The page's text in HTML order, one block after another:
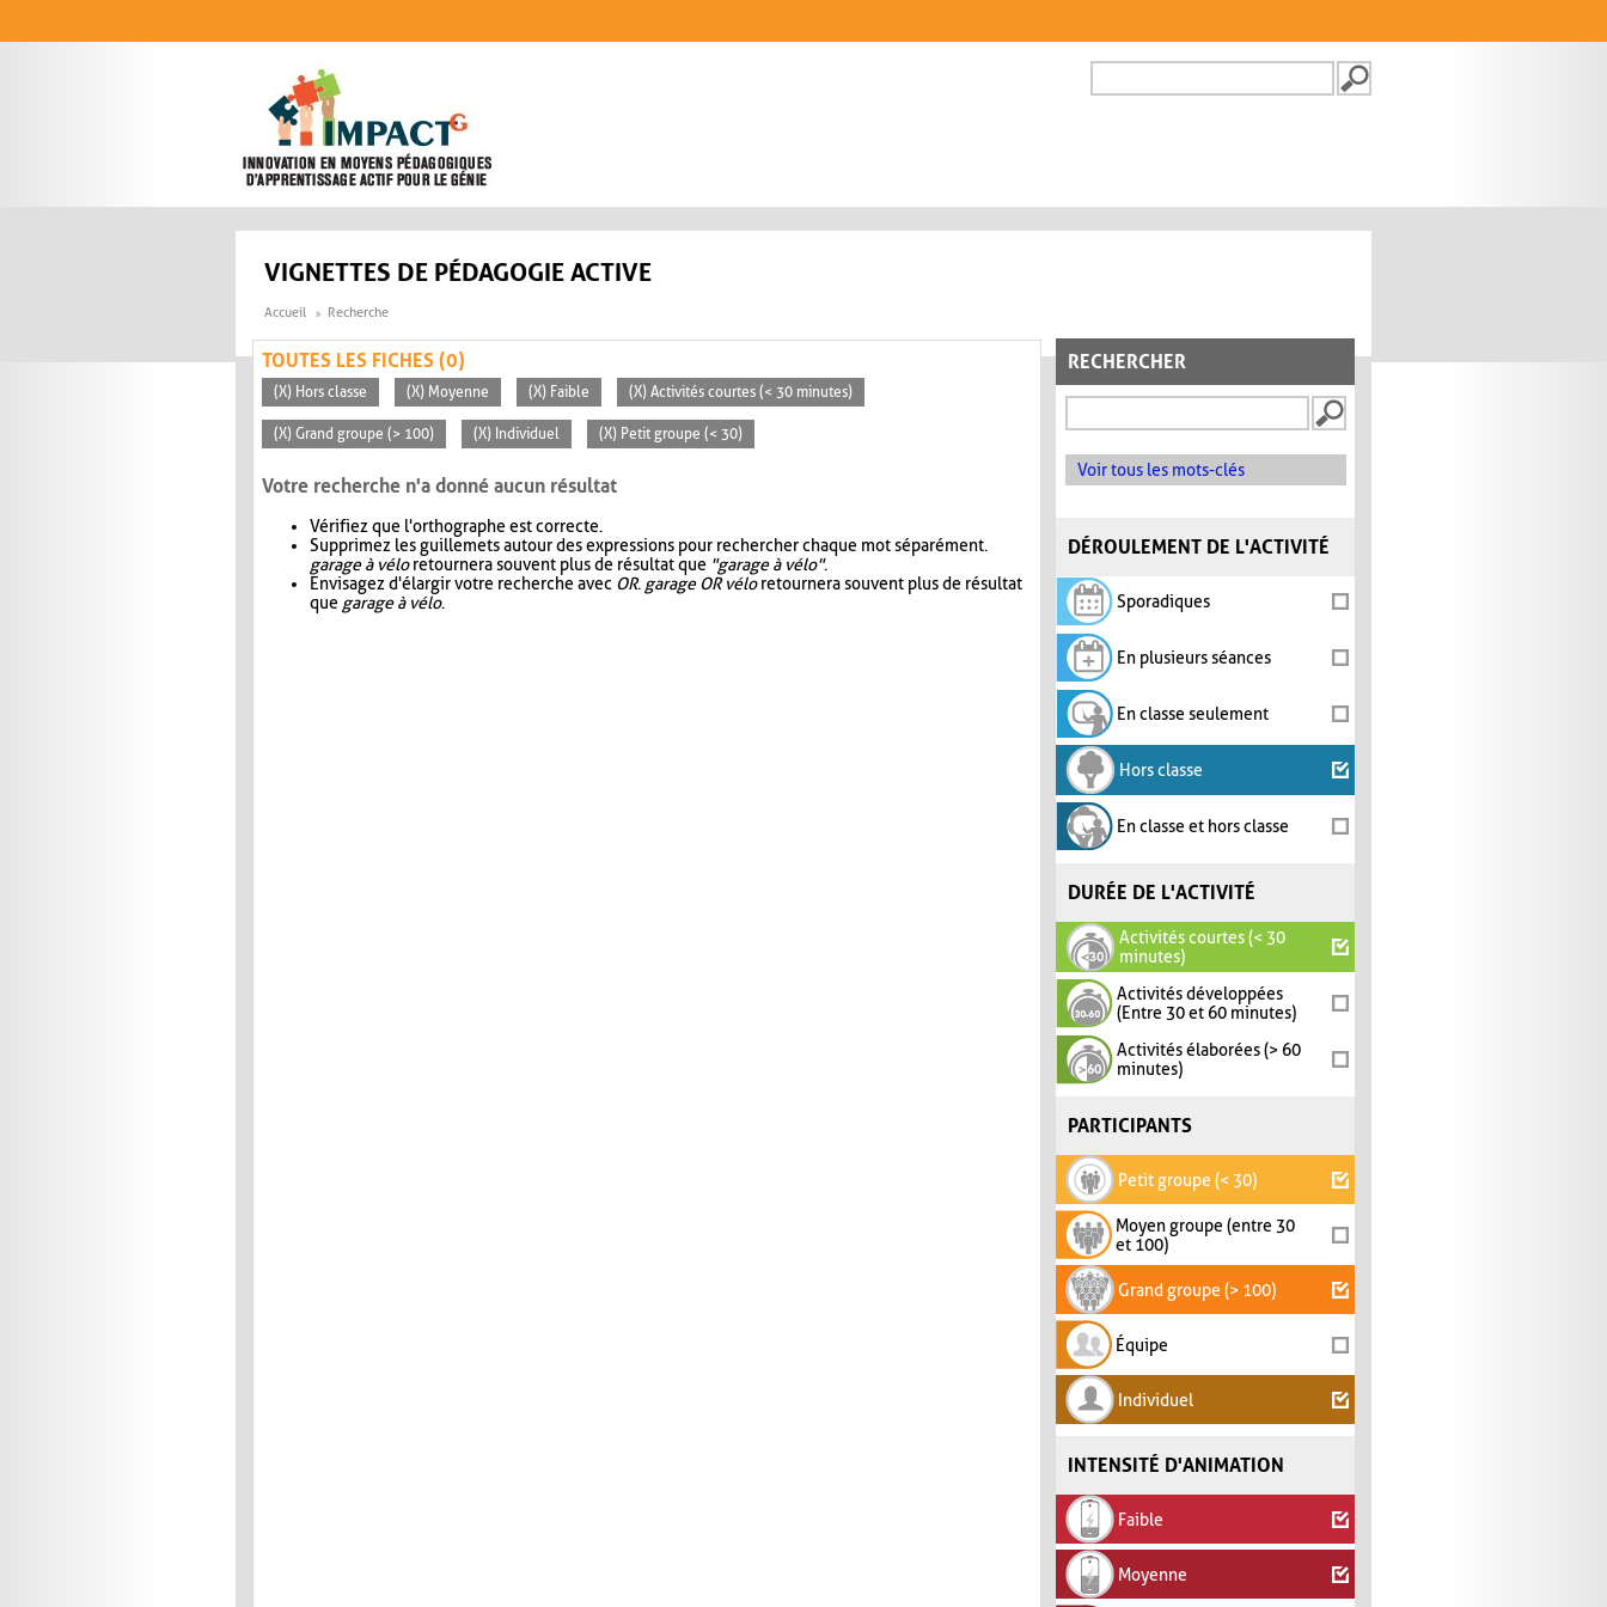
FORMULAIRE DE
VIGNETTES DE PÉDAGOGIE ACTIVE
Accueil Recherche
RECHERCHER
Voir tous les mots-clés
DÉROULEMENT DE L'ACTIVITÉ
Sporadiques
En plusieurs séances
En classe seulement
Hors classe
En classe et hors classe
DURÉE DE L'ACTIVITÉ
Activités courtes (< 30
minutes)
Activités développées
(Entre 30 et 60 minutes)
Activités élaborées (> 60
minutes)
PARTICIPANTS
Petit groupe (< 30)
Moyen groupe (entre 30
et 100)
Grand groupe (> 100)
Équipe
Individuel
INTENSITÉ D'ANIMATION
Faible
Moyenne
TOUTES LES FICHES (0)
(X) Hors classe (X) Moyenne (X) Faible (X) Activités courtes (< 30 minutes)
(X) Grand groupe (> 100) (X) Individuel (X) Petit groupe (< 30)
Votre recherche n'a donné aucun résultat
Vérifiez que l'orthographe est correcte.
Supprimez les guillemets autour des expressions pour rechercher chaque mot séparément.
garage à véloretournera souvent plus de résultat que "garage à vélo".
Envisagez d'élargir votre recherche avec OR. garage OR véloretournera souvent plus de résultat
que garage à vélo.